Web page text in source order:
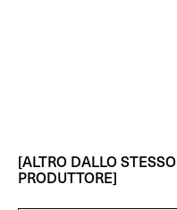
[ALTRO DALLO STESSO
PRODUTTORE]